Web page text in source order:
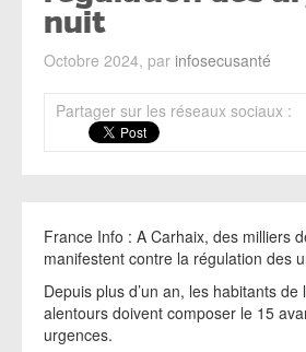
nuit
Octobre 2024, par infosecusanté
Partager sur les réseaux sociaux :
France Info : A Carhaix, des milliers
manifestent contre la régulation des
Depuis plus d’un an, les habitants de
alentours doivent composer le 15
urgences.